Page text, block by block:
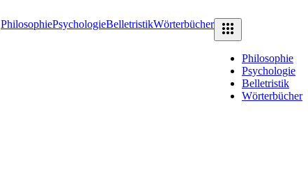
PhilosophiePsychologieBelletristikWörterbücher
Philosophie
Psychologie
Belletristik
Wörterbücher